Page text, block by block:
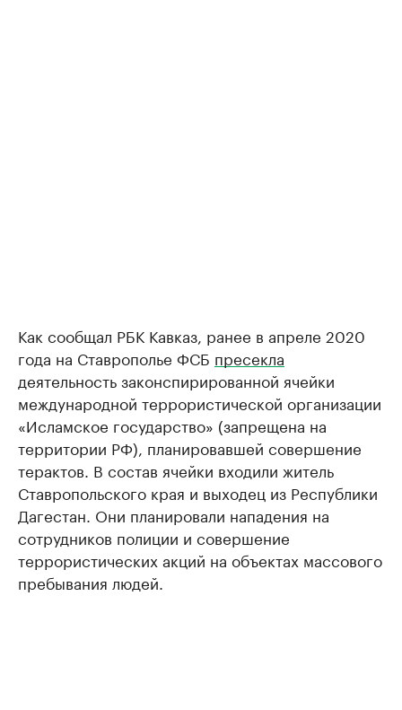
Как сообщал РБК Кавказ, ранее в апреле 2020
года на Ставрополье ФСБ пресекла
деятельность законспирированной ячейки
международной террористической организации
«Исламское государство» (запрещена на
территории РФ), планировавшей совершение
терактов. В состав ячейки входили житель
Ставропольского края и выходец из Республики
Дагестан. Они планировали нападения на
сотрудников полиции и совершение
террористических акций на объектах массового
пребывания людей.